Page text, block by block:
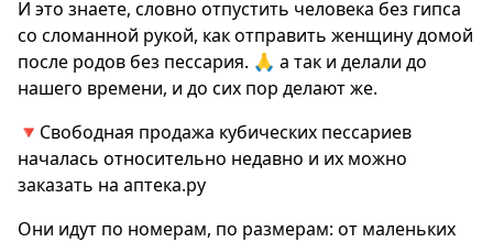
И это знаете, словно отпустить человека без гипса
со сломанной рукой, как отправить женщину домой
после родов без пессария. 🙏 а так и делали до
нашего времени, и до сих пор делают же.
🔻Свободная продажа кубических пессариев
началась относительно недавно и их можно
заказать на аптека.ру
Они идут по номерам, по размерам: от маленьких